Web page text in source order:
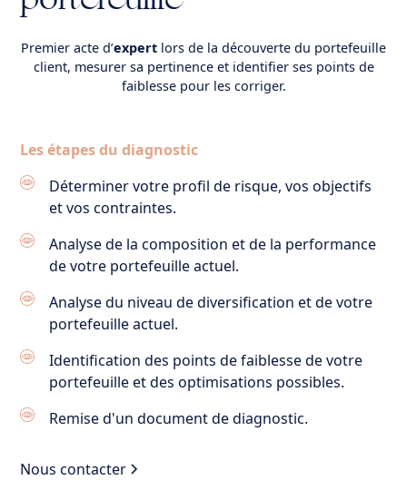
Premier acte d’expert lors de la découverte du portefeuille
client, mesurer sa pertinence et identifier ses points de
faiblesse pour les corriger.
Les étapes du diagnostic
Déterminer votre profil de risque, vos objectifs
et vos contraintes.
Analyse de la composition et de la performance
de votre portefeuille actuel.
Analyse du niveau de diversification et de votre
portefeuille actuel.
Identification des points de faiblesse de votre
portefeuille et des optimisations possibles.
Remise d'un document de diagnostic.
Nous contacter